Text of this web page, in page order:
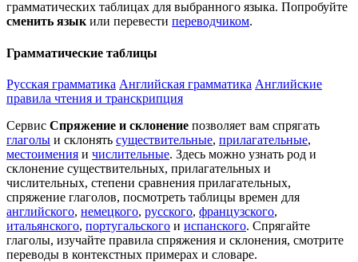
грамматических таблицах для выбранного языка. Попробуйте
сменить языкили перевести переводчиком.
Грамматические таблицы
Русская грамматика Английская грамматика Английские
правила чтения и транскрипция
Сервис Спряжение и склонение позволяет вам спрягать
глаголы и склонять существительные, прилагательные,
местоимения и числительные. Здесь можно узнать род и
склонение существительных, прилагательных и
числительных, степени сравнения прилагательных,
спряжение глаголов, посмотреть таблицы времен для
английского, немецкого, русского, французского,
итальянского, португальского и испанского. Спрягайте
глаголы, изучайте правила спряжения и склонения, смотрите
переводы в контекстных примерах и словаре.